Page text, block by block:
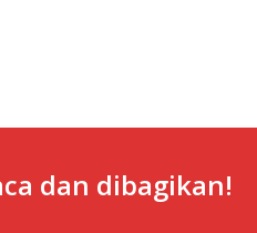
dan dibagikan!